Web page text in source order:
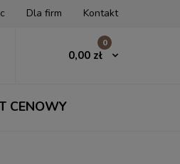
Dla firm Kontakt
0
0,00 zł
CENOWY